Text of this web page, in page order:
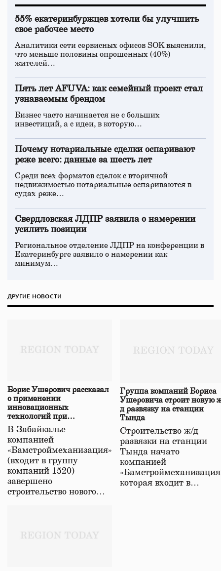
55% екатеринбуржцев хотели бы улучшить
свое рабочее место
Аналитики сети сервисных офисов SOK выяснили,
что меньше половины опрошенных (40%)
жителей…
Пять лет AFUVA: как семейный проект стал
узнаваемым брендом
Бизнес часто начинается не с больших
инвестиций, а с идеи, в которую…
Почему нотариальные сделки оспаривают
реже всего: данные за шесть лет
Среди всех форматов сделок с вторичной
недвижимостью нотариальные оспариваются в
судах реже…
Свердловская ЛДПР заявила о намерении
усилить позиции
Региональное отделение ЛДПР на конференции в
Екатеринбурге заявило о намерении как
минимум…
ДРУГИЕ НОВОСТИ
Борис Ушерович рассказал
о применении
инновационных
технологий при
строительстве нового моста
в Забайкалье
В Забайкалье
компанией
«Бамстроймеханизация»
(входит в группу
компаний 1520)
завершено
строительство нового…
Группа компаний Бориса
Ушеровича строит новую
д развязку на станции
Тында
Строительство ж/д
развязки на станции
Тында начато
компанией
которая входит в…